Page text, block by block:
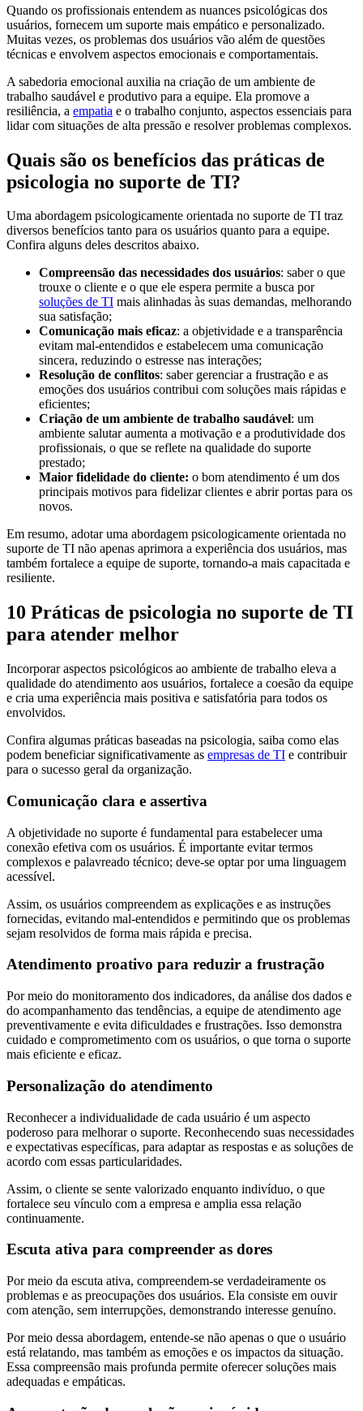
Quando os profissionais entendem as nuances psicológicas dos
usuários, fornecem um suporte mais empático e personalizado.
Muitas vezes, os problemas dos usuários vão além de questões
técnicas e envolvem aspectos emocionais e comportamentais.
A sabedoria emocional auxilia na criação de um ambiente de
trabalho saudável e produtivo para a equipe. Ela promove a
resiliência, a empatia e o trabalho conjunto, aspectos essenciais para
lidar com situações de alta pressão e resolver problemas complexos.
Quais são os benefícios das práticas de
psicologia no suporte de TI?
Uma abordagem psicologicamente orientada no suporte de TI traz
diversos benefícios tanto para os usuários quanto para a equipe.
Confira alguns deles descritos abaixo.
Compreensão das necessidades dos usuários: saber o que
trouxe o cliente e o que ele espera permite a busca por
soluções de TI mais alinhadas às suas demandas, melhorando
sua satisfação;
Comunicação mais eficaz: a objetividade e a transparência
evitam mal-entendidos e estabelecem uma comunicação
sincera, reduzindo o estresse nas interações;
Resolução de conflitos: saber gerenciar a frustração e as
emoções dos usuários contribui com soluções mais rápidas e
eficientes;
Criação de um ambiente de trabalho saudável: um
ambiente salutar aumenta a motivação e a produtividade dos
profissionais, o que se reflete na qualidade do suporte
prestado;
Maior fidelidade do cliente: o bom atendimento é um dos
principais motivos para fidelizar clientes e abrir portas para os
novos.
Em resumo, adotar uma abordagem psicologicamente orientada no
suporte de TI não apenas aprimora a experiência dos usuários, mas
também fortalece a equipe de suporte, tornando-a mais capacitada e
resiliente.
10 Práticas de psicologia no suporte de TI
para atender melhor
Incorporar aspectos psicológicos ao ambiente de trabalho eleva a
qualidade do atendimento aos usuários, fortalece a coesão da equipe
e cria uma experiência mais positiva e satisfatória para todos os
envolvidos.
Confira algumas práticas baseadas na psicologia, saiba como elas
podem beneficiar significativamente as empresas de TI e contribuir
para o sucesso geral da organização.
Comunicação clara e assertiva
A objetividade no suporte é fundamental para estabelecer uma
conexão efetiva com os usuários. É importante evitar termos
complexos e palavreado técnico; deve-se optar por uma linguagem
acessível.
Assim, os usuários compreendem as explicações e as instruções
fornecidas, evitando mal-entendidos e permitindo que os problemas
sejam resolvidos de forma mais rápida e precisa.
Atendimento proativo para reduzir a frustração
Por meio do monitoramento dos indicadores, da análise dos dados e
do acompanhamento das tendências, a equipe de atendimento age
preventivamente e evita dificuldades e frustrações. Isso demonstra
cuidado e comprometimento com os usuários, o que torna o suporte
mais eficiente e eficaz.
Personalização do atendimento
Reconhecer a individualidade de cada usuário é um aspecto
poderoso para melhorar o suporte. Reconhecendo suas necessidades
e expectativas específicas, para adaptar as respostas e as soluções de
acordo com essas particularidades.
Assim, o cliente se sente valorizado enquanto indivíduo, o que
fortalece seu vínculo com a empresa e amplia essa relação
continuamente.
Escuta ativa para compreender as dores
Por meio da escuta ativa, compreendem-se verdadeiramente os
problemas e as preocupações dos usuários. Ela consiste em ouvir
com atenção, sem interrupções, demonstrando interesse genuíno.
Por meio dessa abordagem, entende-se não apenas o que o usuário
está relatando, mas também as emoções e os impactos da situação.
Essa compreensão mais profunda permite oferecer soluções mais
adequadas e empáticas.